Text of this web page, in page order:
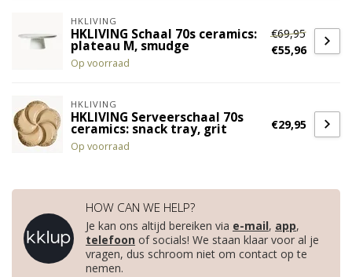
HKLIVING
HKLIVING Schaal 70s ceramics:
plateau M, smudge
Op voorraad
€69,95
€55,96
HKLIVING
HKLIVING Serveerschaal 70s
ceramics: snack tray, grit
Op voorraad
€29,95
HOW CAN WE HELP?
Je kan ons altijd bereiken via e-mail, app,
telefoon of socials! We staan klaar voor al je
vragen, dus schroom niet om contact op te
nemen.